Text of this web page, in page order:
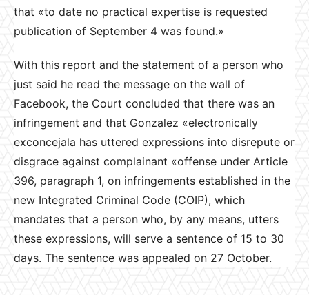
that «to date no practical expertise is requested
publication of September 4 was found.»
With this report and the statement of a person who
just said he read the message on the wall of
Facebook, the Court concluded that there was an
infringement and that Gonzalez «electronically
exconcejala has uttered expressions into disrepute or
disgrace against complainant «offense under Article
396, paragraph 1, on infringements established in the
new Integrated Criminal Code (COIP), which
mandates that a person who, by any means, utters
these expressions, will serve a sentence of 15 to 30
days. The sentence was appealed on 27 October.